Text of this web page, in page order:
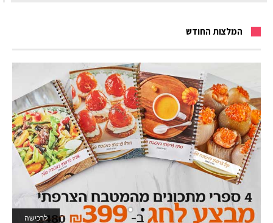
המלצות החודש
לרכישה
לאתר המשחקים